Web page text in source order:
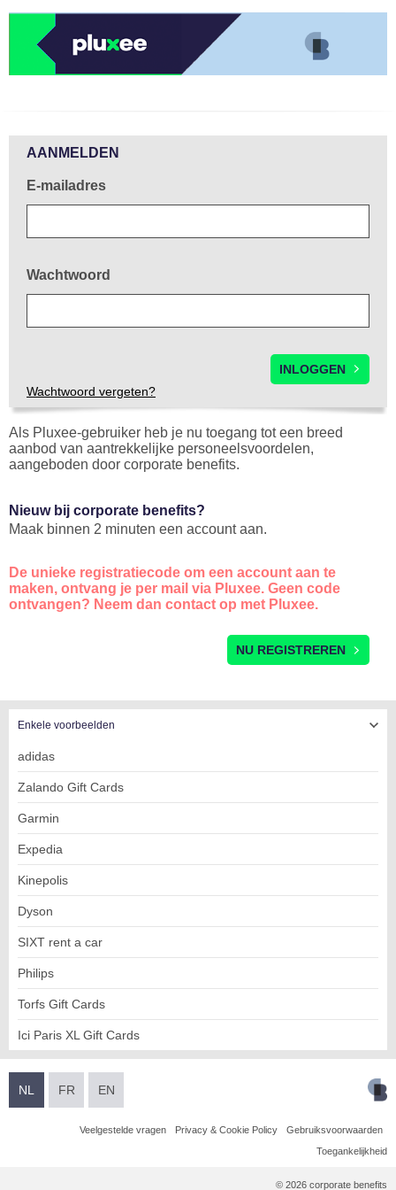
AANMELDEN
E-mailadres
Wachtwoord
Wachtwoord vergeten?
Als Pluxee-gebruiker heb je nu toegang tot een breed
aanbod van aantrekkelijke personeelsvoordelen,
aangeboden door corporate benefits.
Nieuw bij corporate benefits?
Maak binnen 2 minuten een account aan.
De unieke registratiecode om een account aan te
maken, ontvang je per mail via Pluxee. Geen code
ontvangen? Neem dan contact op met Pluxee.
NU REGISTREREN
Enkele voorbeelden
adidas
Zalando Gift Cards
Garmin
Expedia
Kinepolis
Dyson
SIXT rent a car
Philips
Torfs Gift Cards
Ici Paris XL Gift Cards
NL FR EN
Veelgestelde vragen Privacy & Cookie Policy Gebruiksvoorwaarden
Toegankelijkheid
© 2026 corporate benefits